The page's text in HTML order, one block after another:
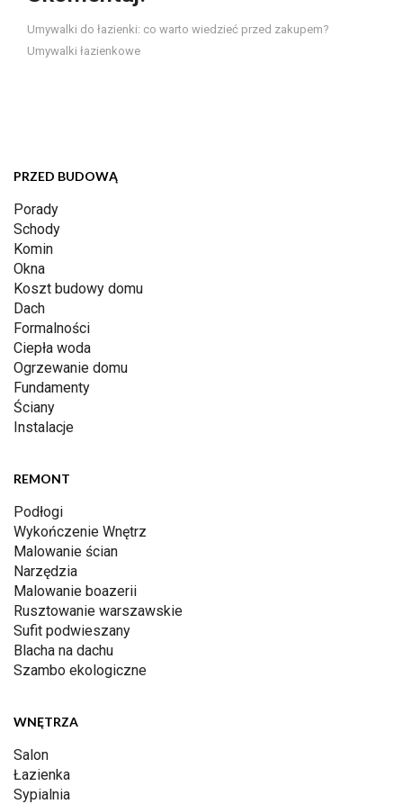
Umywalki do łazienki: co warto wiedzieć przed zakupem?
Umywalki łazienkowe
PRZED BUDOWĄ
Porady
Schody
Komin
Okna
Koszt budowy domu
Dach
Formalności
Ciepła woda
Ogrzewanie domu
Fundamenty
Ściany
Instalacje
REMONT
Podłogi
Wykończenie Wnętrz
Malowanie ścian
Narzędzia
Malowanie boazerii
Rusztowanie warszawskie
Sufit podwieszany
Blacha na dachu
Szambo ekologiczne
WNĘTRZA
Salon
Łazienka
Sypialnia